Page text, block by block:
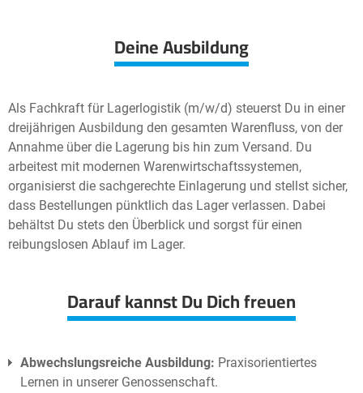
Deine Ausbildung
Als Fachkraft für Lagerlogistik (m/w/d) steuerst Du in einer
dreijährigen Ausbildung den gesamten Warenfluss, von der
Annahme über die Lagerung bis hin zum Versand. Du
arbeitest mit modernen Warenwirtschaftssystemen,
organisierst die sachgerechte Einlagerung und stellst sicher,
dass Bestellungen pünktlich das Lager verlassen. Dabei
behältst Du stets den Überblick und sorgst für einen
reibungslosen Ablauf im Lager.
Darauf kannst Du Dich freuen
Abwechslungsreiche Ausbildung: Praxisorientiertes
Lernen in unserer Genossenschaft.